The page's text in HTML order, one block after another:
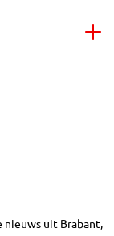
nieuws uit Brabant,